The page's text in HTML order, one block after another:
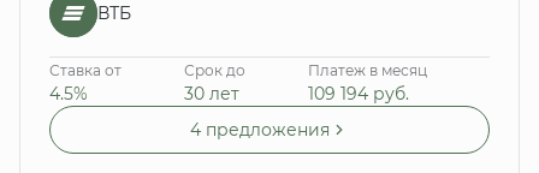
ВТБ
Ставка от
4.5%
Срок до
30 лет
Платеж в месяц
109 194 руб.
4 предложения